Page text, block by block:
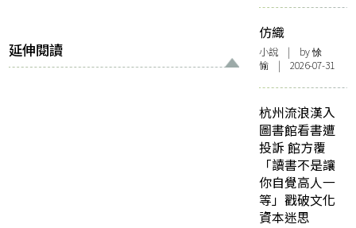
延伸閱讀
仿織
小說 | by 悇
愉 | 2026-07-31
杭州流浪漢入
圖書館看書遭
投訴 館方覆
「讀書不是讓
你自覺高人一
等」戳破文化
資本迷思